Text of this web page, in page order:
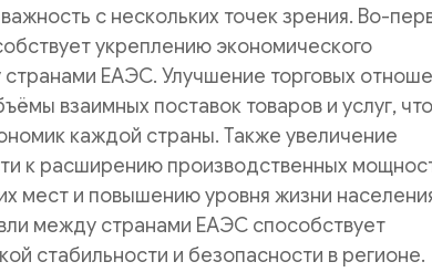
с нескольких точек зрения. Во-
укреплению экономического
ЕАЭС. Улучшение торговых
взаимных поставок товаров и услуг, что
каждой страны. Также увеличение
к расширению производственных
мест и повышению уровня жизни
между странами ЕАЭС способствует
стабильности и безопасности в регионе.